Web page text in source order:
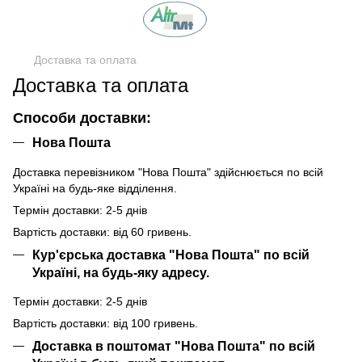
Доставка та оплата
Доставка та оплата
Способи доставки:
Нова Пошта
Доставка перевізником "Нова Пошта" здійснюється по всій
Україні на будь-яке відділення.
Термін доставки: 2-5 днів
Вартість доставки: від 60 гривень.
Кур'єрська доставка "Нова Пошта" по всій
Україні, на будь-яку адресу.
Термін доставки: 2-5 днів
Вартість доставки: від 100 гривень.
Доставка в поштомат "Нова Пошта" по всій